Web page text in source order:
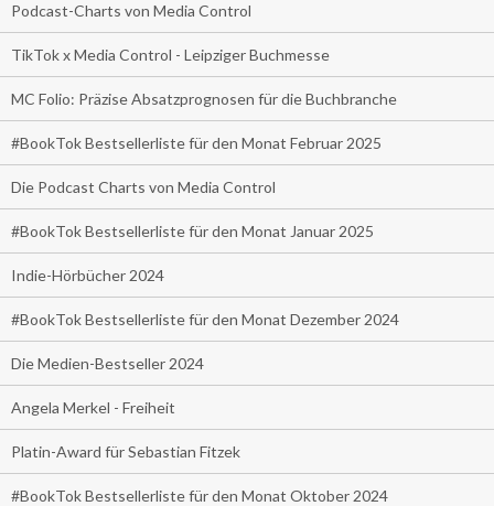
Podcast-Charts von Media Control
TikTok x Media Control - Leipziger Buchmesse
MC Folio: Präzise Absatzprognosen für die Buchbranche
#BookTok Bestsellerliste für den Monat Februar 2025
Die Podcast Charts von Media Control
#BookTok Bestsellerliste für den Monat Januar 2025
Indie-Hörbücher 2024
#BookTok Bestsellerliste für den Monat Dezember 2024
Die Medien-Bestseller 2024
Angela Merkel - Freiheit
Platin-Award für Sebastian Fitzek
#BookTok Bestsellerliste für den Monat Oktober 2024